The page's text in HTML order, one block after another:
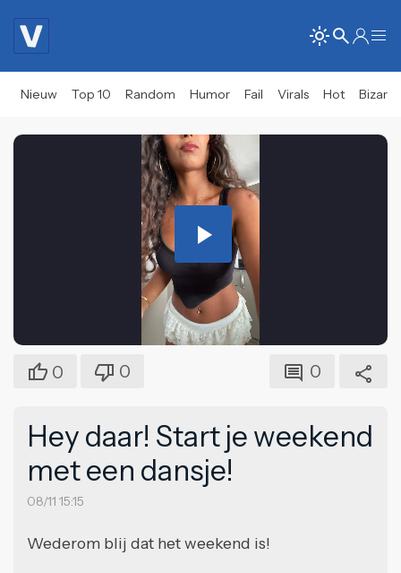
Nieuw Top 10 Random Humor Fail Virals Hot Bizar
Play
Video
0 0 0
Hey daar! Start je weekend
met een dansje!
08/11 15:15
Wederom blij dat het weekend is!